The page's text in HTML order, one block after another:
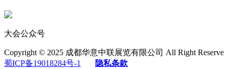
大会公众号
Copyright © 2025 成都华意中联展览有限公司 All Right Reserve
蜀ICP备19018284号-1
隐私条款